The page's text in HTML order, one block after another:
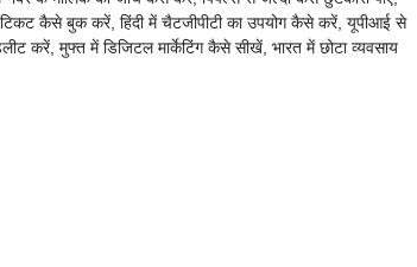
कैसे बुक करें, हिंदी में चैटजीपीटी का उपयोग कैसे करें, यूपीआई से
करें, मुफ्त में डिजिटल मार्केटिंग कैसे सीखें, भारत में छोटा व्यवसाय